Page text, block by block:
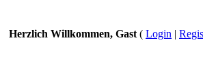
Herzlich Willkommen, Gast ( Login |